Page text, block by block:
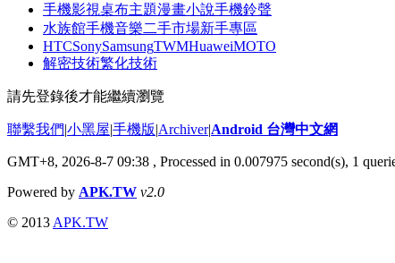
手機影視桌布主題漫畫小說手機鈴聲
水族館手機音樂二手市場新手專區
HTCSonySamsungTWMHuaweiMOTO
解密技術繁化技術
請先登錄後才能繼續瀏覽
聯繫我們|小黑屋|手機版|Archiver|Android 台灣中文網
GMT+8, 2026-8-7 09:38 , Processed in 0.007975 second(s), 1
Powered by APK.TW v2.0
© 2013 APK.TW